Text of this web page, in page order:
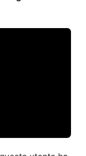
utente ha